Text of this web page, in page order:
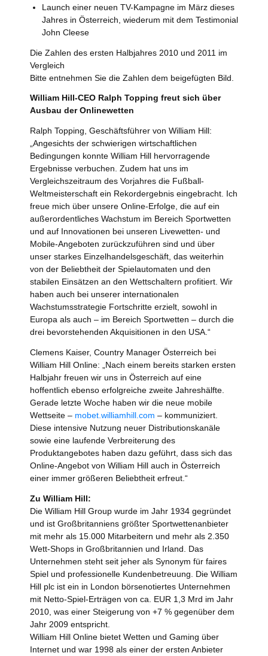
Launch einer neuen TV-Kampagne im März dieses
Jahres in Österreich, wiederum mit dem Testimonial
John Cleese
Die Zahlen des ersten Halbjahres 2010 und 2011 im
Vergleich
Bitte entnehmen Sie die Zahlen dem beigefügten Bild.
William Hill-CEO Ralph Topping freut sich über
Ausbau der Onlinewetten
Ralph Topping, Geschäftsführer von William Hill:
„Angesichts der schwierigen wirtschaftlichen
Bedingungen konnte William Hill hervorragende
Ergebnisse verbuchen. Zudem hat uns im
Vergleichszeitraum des Vorjahres die Fußball-
Weltmeisterschaft ein Rekordergebnis eingebracht. Ich
freue mich über unsere Online-Erfolge, die auf ein
außerordentliches Wachstum im Bereich Sportwetten
und auf Innovationen bei unseren Livewetten- und
Mobile-Angeboten zurückzuführen sind und über
unser starkes Einzelhandelsgeschäft, das weiterhin
von der Beliebtheit der Spielautomaten und den
stabilen Einsätzen an den Wettschaltern profitiert. Wir
haben auch bei unserer internationalen
Wachstumsstrategie Fortschritte erzielt, sowohl in
Europa als auch – im Bereich Sportwetten – durch die
drei bevorstehenden Akquisitionen in den USA.“
Clemens Kaiser, Country Manager Österreich bei
William Hill Online: „Nach einem bereits starken ersten
Halbjahr freuen wir uns in Österreich auf eine
hoffentlich ebenso erfolgreiche zweite Jahreshälfte.
Gerade letzte Woche haben wir die neue mobile
Wettseite – mobet.williamhill.com – kommuniziert.
Diese intensive Nutzung neuer Distributionskanäle
sowie eine laufende Verbreiterung des
Produktangebotes haben dazu geführt, dass sich das
Online-Angebot von William Hill auch in Österreich
einer immer größeren Beliebtheit erfreut.“
Zu William Hill:
Die William Hill Group wurde im Jahr 1934 gegründet
und ist Großbritanniens größter Sportwettenanbieter
mit mehr als 15.000 Mitarbeitern und mehr als 2.350
Wett-Shops in Großbritannien und Irland. Das
Unternehmen steht seit jeher als Synonym für faires
Spiel und professionelle Kundenbetreuung. Die William
Hill plc ist ein in London börsenotiertes Unternehmen
mit Netto-Spiel-Erträgen von ca. EUR 1,3 Mrd im Jahr
2010, was einer Steigerung von +7 % gegenüber dem
Jahr 2009 entspricht.
William Hill Online bietet Wetten und Gaming über
Internet und war 1998 als einer der ersten Anbieter